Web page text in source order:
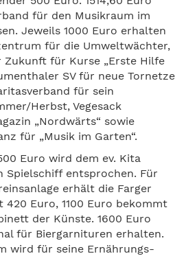
für den Musikraum im
Jeweils 1000 Euro erhalten
für die Umweltwächter,
Zukunft für Kurse „Erste Hilfe
SV für neue Tornetze
für sein
Herbst, Vegesack
„Nordwärts“ sowie
für „Musik im Garten“.
Euro wird dem ev. Kita
Spielschiff entsprochen. Für
erhält die Farger
420 Euro, 1100 Euro bekommt
der Künste. 1600 Euro
für Biergarnituren erhalten.
wird für seine Ernährungs-